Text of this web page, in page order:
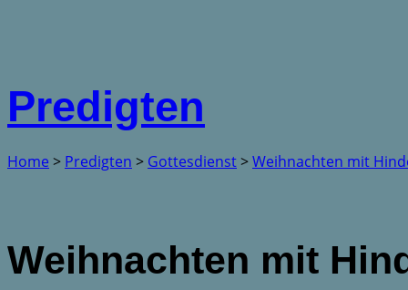
Predigten
Home > Predigten > Gottesdienst>Weihnachten mit
Weihnachten mit